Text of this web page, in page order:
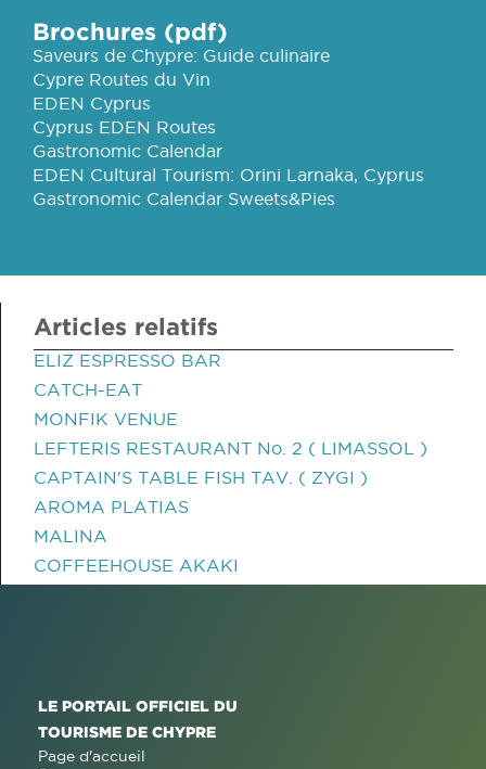
Brochures (pdf)
Saveurs de Chypre: Guide culinaire
Cypre Routes du Vin
EDEN Cyprus
Cyprus EDEN Routes
Gastronomic Calendar
EDEN Cultural Tourism: Orini Larnaka, Cyprus
Gastronomic Calendar Sweets&Pies
Articles relatifs
ELIZ ESPRESSO BAR
CATCH-EAT
MONFIK VENUE
LEFTERIS RESTAURANT No. 2 ( LIMASSOL )
CAPTAIN'S TABLE FISH TAV. ( ZYGI )
AROMA PLATIAS
MALINA
COFFEEHOUSE AKAKI
LE PORTAIL OFFICIEL DU
TOURISME DE CHYPRE
Page d'accueil